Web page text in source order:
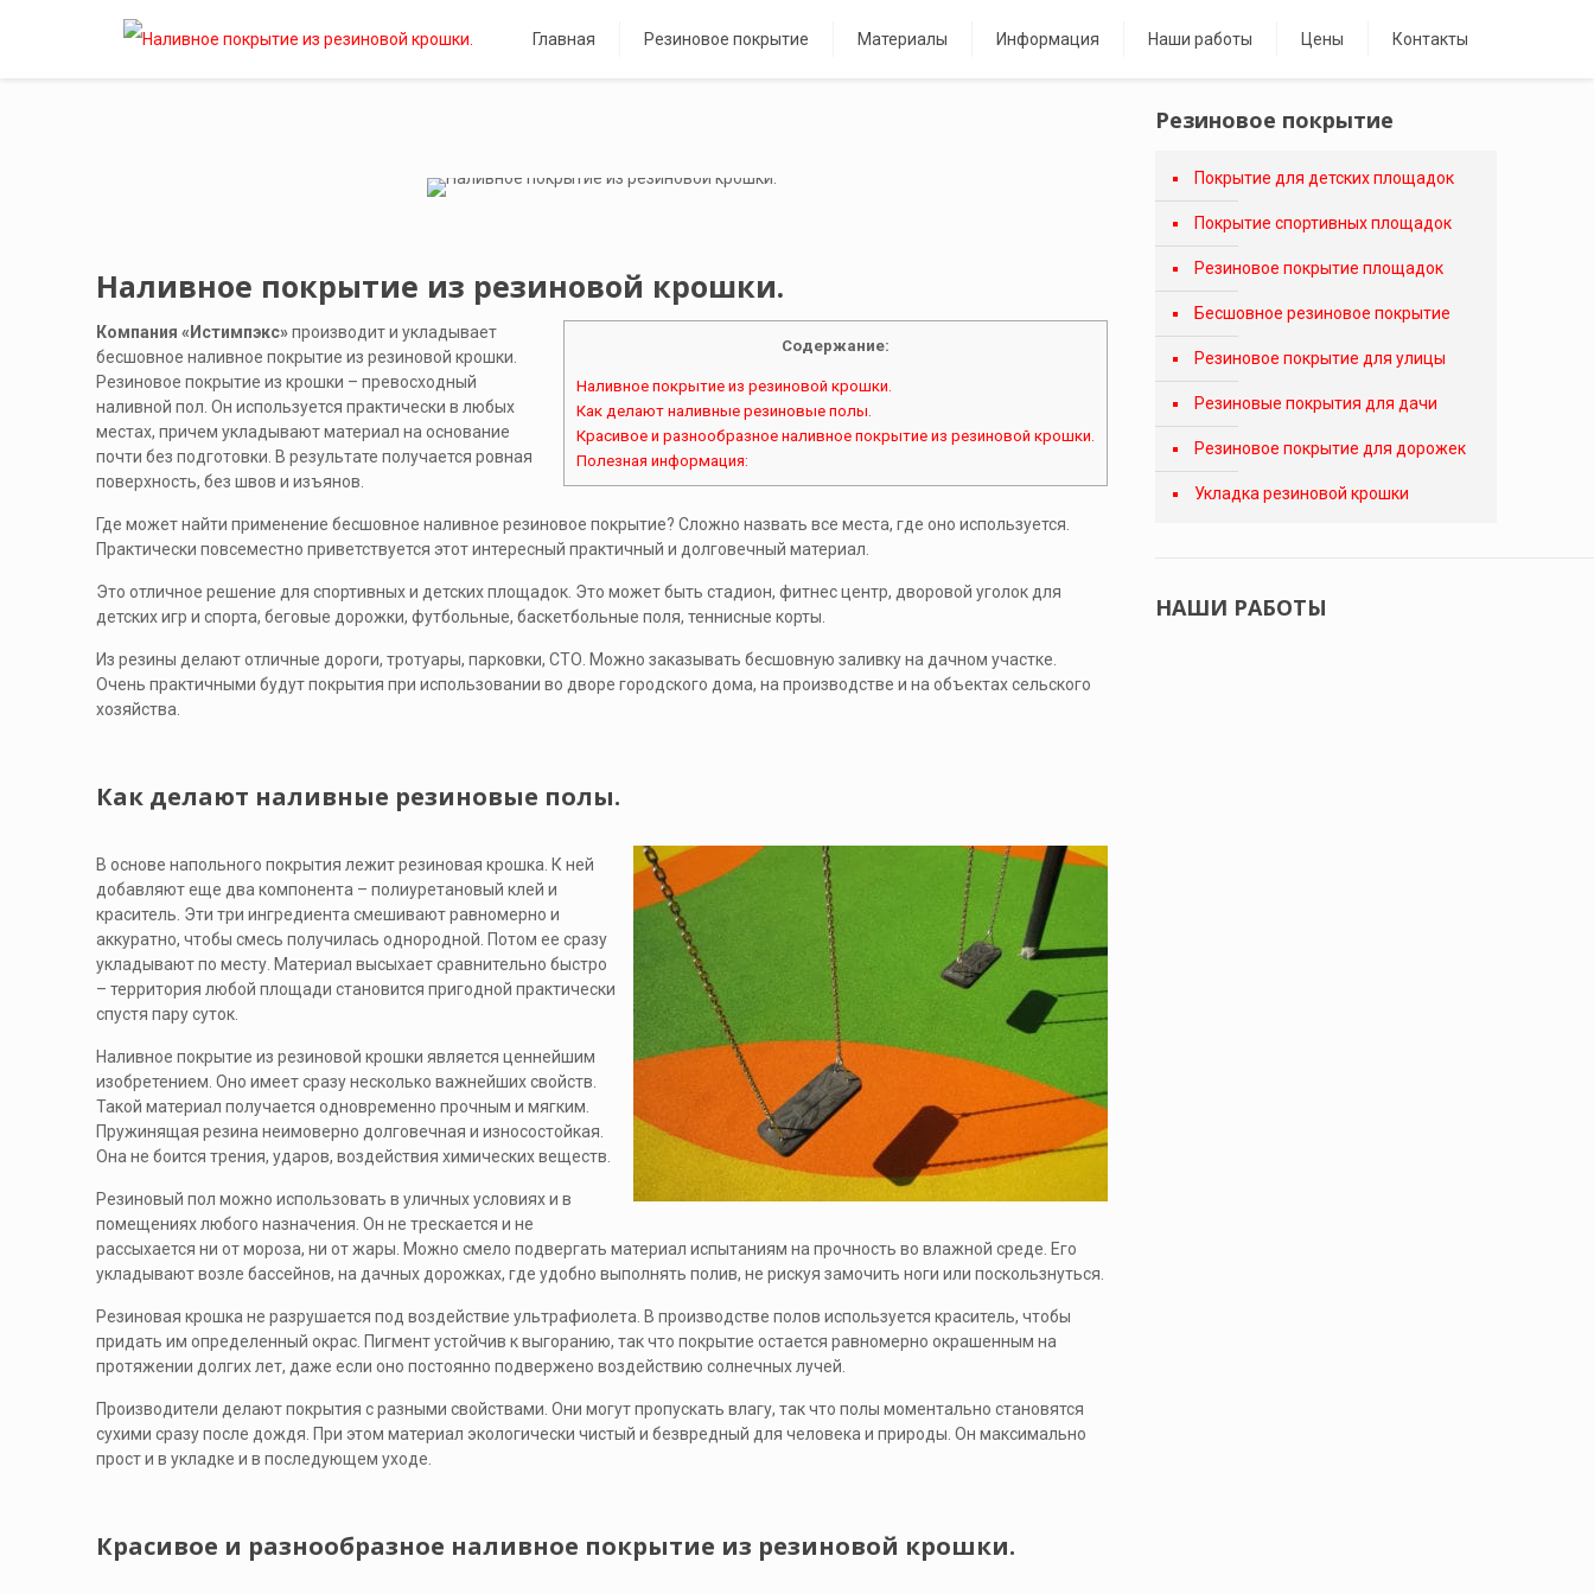
Главная Резиновое покрытие Материалы Информация Наши работы Цены Контакты
Наливное покрытие из резиновой крошки.
Содержание:
Наливное покрытие из резиновой крошки.
Как делают наливные резиновые полы.
Красивое и разнообразное наливное покрытие из резиновой крошки.
Полезная информация:
Компания «Истимпэкс»производит и укладывает
бесшовное наливное покрытие из резиновой крошки.
Резиновое покрытие из крошки – превосходный
наливной пол. Он используется практически в любых
местах, причем укладывают материал на основание
почти без подготовки. В результате получается ровная
поверхность, без швов и изъянов.
Где может найти применение бесшовное наливное резиновое покрытие? Сложно назвать все места, где оно используется.
Практически повсеместно приветствуется этот интересный практичный и долговечный материал.
Это отличное решение для спортивных и детских площадок. Это может быть стадион, фитнес центр, дворовой уголок для
детских игр и спорта, беговые дорожки, футбольные, баскетбольные поля, теннисные корты.
Из резины делают отличные дороги, тротуары, парковки, СТО. Можно заказывать бесшовную заливку на дачном участке.
Очень практичными будут покрытия при использовании во дворе городского дома, на производстве и на объектах сельского
хозяйства.
Как делают наливные резиновые полы.
В основе напольного покрытия лежит резиновая крошка. К ней
добавляют еще два компонента – полиуретановый клей и
краситель. Эти три ингредиента смешивают равномерно и
аккуратно, чтобы смесь получилась однородной. Потом ее сразу
укладывают по месту. Материал высыхает сравнительно быстро
– территория любой площади становится пригодной практически
спустя пару суток.
Наливное покрытие из резиновой крошки является ценнейшим
изобретением. Оно имеет сразу несколько важнейших свойств.
Такой материал получается одновременно прочным и мягким.
Пружинящая резина неимоверно долговечная и износостойкая.
Она не боится трения, ударов, воздействия химических веществ.
Резиновый пол можно использовать в уличных условиях и в
помещениях любого назначения. Он не трескается и не
рассыхается ни от мороза, ни от жары. Можно смело подвергать материал испытаниям на прочность во влажной среде. Его
укладывают возле бассейнов, на дачных дорожках, где удобно выполнять полив, не рискуя замочить ноги или поскользнуться.
Резиновая крошка не разрушается под воздействие ультрафиолета. В производстве полов используется краситель, чтобы
придать им определенный окрас. Пигмент устойчив к выгоранию, так что покрытие остается равномерно окрашенным на
протяжении долгих лет, даже если оно постоянно подвержено воздействию солнечных лучей.
Производители делают покрытия с разными свойствами. Они могут пропускать влагу, так что полы моментально становятся
сухими сразу после дождя. При этом материал экологически чистый и безвредный для человека и природы. Он максимально
прост и в укладке и в последующем уходе.
Красивое и разнообразное наливное покрытие из резиновой крошки.
Резиновое покрытие
Покрытие для детских площадок
Покрытие спортивных площадок
Резиновое покрытие площадок
Бесшовное резиновое покрытие
Резиновое покрытие для улицы
Резиновые покрытия для дачи
Резиновое покрытие для дорожек
Укладка резиновой крошки
НАШИ РАБОТЫ